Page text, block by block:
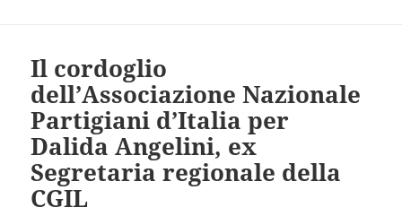
Il cordoglio
dell’Associazione Nazionale
Partigiani d’Italia per
Dalida Angelini, ex
Segretaria regionale della
CGIL